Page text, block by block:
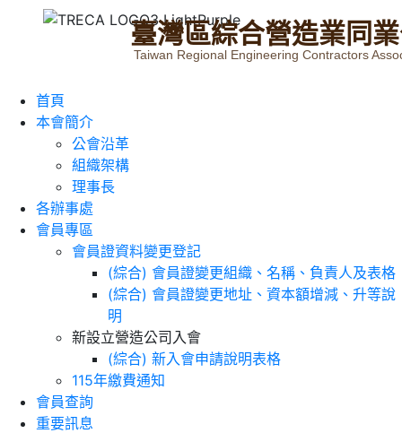
臺灣區綜合營造業同業
Taiwan Regional Engineering Contractors
首頁
本會簡介
公會沿革
組織架構
理事長
各辦事處
會員專區
會員證資料變更登記
(綜合) 會員證變更組織、名稱、負責人及表格
(綜合) 會員證變更地址、資本額增減、升等說
明
新設立營造公司入會
(綜合) 新入會申請說明表格
115年繳費通知
會員查詢
重要訊息